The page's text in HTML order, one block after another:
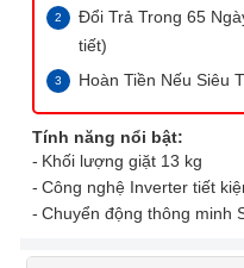
Đổi Trả Trong 65
tiết)
Hoàn Tiền Nếu Siêu
Tính năng nổi bật:
Khối lượng giặt 13 kg
Công nghệ Inverter tiết
Chuyển động thông minh